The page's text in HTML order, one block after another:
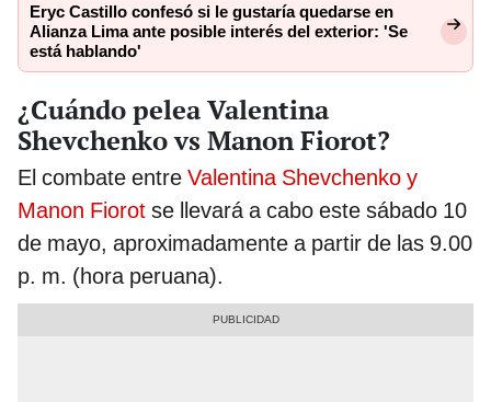
Eryc Castillo confesó si le gustaría quedarse en
Alianza Lima ante posible interés del exterior: 'Se
está hablando'
¿Cuándo pelea Valentina
Shevchenko vs Manon Fiorot?
El combate entre Valentina Shevchenko y
Manon Fiorot se llevará a cabo este sábado 10
de mayo, aproximadamente a partir de las 9.00
p. m. (hora peruana).